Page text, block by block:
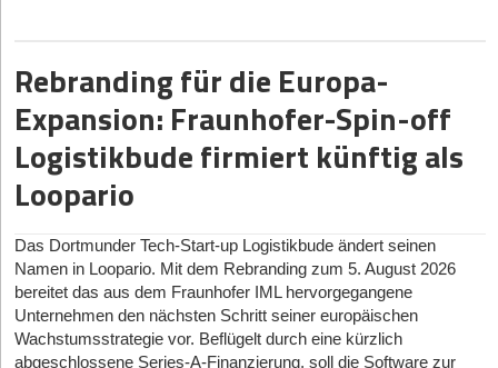
Mit dem Content Delivery Network (CDN) von 3Q verwaltest und
organisierst du Video-­on-Demand (VoD)- und Over-the-top (OTT)
Content sowie Livestreams. Vor allem für Letztere ist 3Q eine gute
Wahl; Die optimierte Infrastruktur des CDN sorgt für Streams mit
sehr kurzen Ladezeiten, die sich zudem auf soziale Netzwerke wie
Facebook und Co. übertragen lassen. Außerdem kannst du mit 3Q
ein Video umwandeln, um den Content auch als VoD anzubieten.
Dafür steht bei 3Q ein starker HTML5-Player zur Verfügung, der
sich spielend leicht auf deiner Website einbetten lässt und sehr gut
mit gängigen Content-Management-Systemen wie WordPress
inter­agiert. Cool ist: Videos lassen sich durch ein Spezial­-Feature
jeweils auch mit einem individuellen Call-to-Action versehen; so
Rebranding für die Europa-
Expansion: Fraunhofer-Spin-off
Logistikbude firmiert künftig als
Loopario
Das Dortmunder Tech-Start-up Logistikbude ändert seinen
Namen in Loopario. Mit dem Rebranding zum 5. August 2026
bereitet das aus dem Fraunhofer IML hervorgegangene
Unternehmen den nächsten Schritt seiner europäischen
Wachstumsstrategie vor. Beflügelt durch eine kürzlich
abgeschlossene Series-A-Finanzierung, soll die Software zur